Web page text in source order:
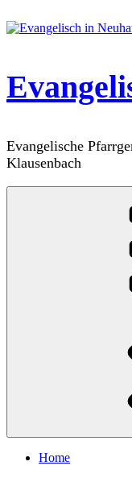
Inhalt
Evangelische
Klausenbach
Home